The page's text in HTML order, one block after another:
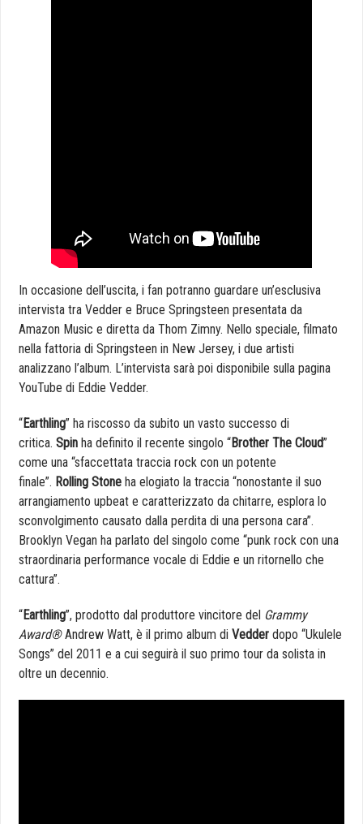
In occasione dell’uscita, i fan potranno guardare un’esclusiva
intervista tra Vedder e Bruce Springsteen presentata da
Amazon Music e diretta da Thom Zimny. Nello speciale, filmato
nella fattoria di Springsteen in New Jersey, i due artisti
analizzano l’album. L’intervista sarà poi disponibile sulla pagina
YouTube di Eddie Vedder.
“Earthling” ha riscosso da subito un vasto successo di
critica. Spin ha definito il recente singolo “Brother The Cloud”
come una “sfaccettata traccia rock con un potente
finale”. Rolling Stone ha elogiato la traccia “nonostante il suo
arrangiamento upbeat e caratterizzato da chitarre, esplora lo
sconvolgimento causato dalla perdita di una persona cara”.
Brooklyn Vegan ha parlato del singolo come “punk rock con una
straordinaria performance vocale di Eddie e un ritornello che
cattura”.
“Earthling”, prodotto dal produttore vincitore del Grammy
Award®Andrew Watt, è il primo album di Vedder dopo “Ukulele
Songs” del 2011 e a cui seguirà il suo primo tour da solista in
oltre un decennio.